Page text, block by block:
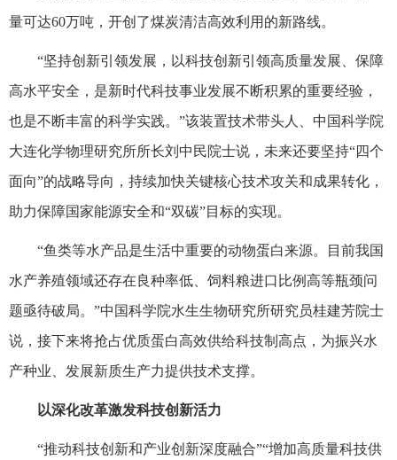
量可达60万吨，开创了煤炭清洁高效利用的新路线。
“坚持创新引领发展，以科技创新引领高质量发展、保障
高水平安全，是新时代科技事业发展不断积累的重要经验，
也是不断丰富的科学实践。”该装置技术带头人、中国科学院
大连化学物理研究所所长刘中民院士说，未来还要坚持“四个
面向”的战略导向，持续加快关键核心技术攻关和成果转化，
助力保障国家能源安全和“双碳”目标的实现。
“鱼类等水产品是生活中重要的动物蛋白来源。目前我国
水产养殖领域还存在良种率低、饲料粮进口比例高等瓶颈问
题亟待破局。”中国科学院水生生物研究所研究员桂建芳院士
说，接下来将抢占优质蛋白高效供给科技制高点，为振兴水
产种业、发展新质生产力提供技术支撑。
以深化改革激发科技创新活力
“推动科技创新和产业创新深度融合”“增加高质量科技供